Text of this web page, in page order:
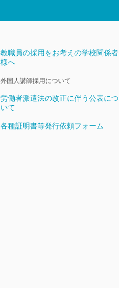
教職員の採用をお考えの学校関係者
様へ
外国人講師採用について
労働者派遣法の改正に伴う公表につ
いて
各種証明書等発行依頼フォーム